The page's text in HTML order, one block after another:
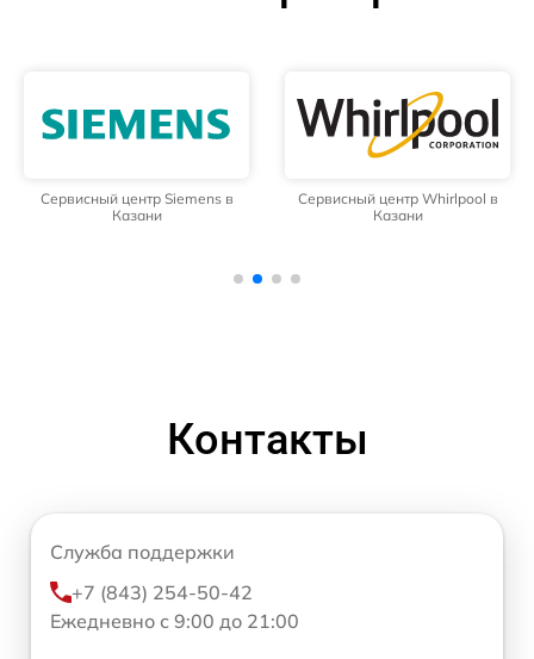
Сервисный центр Siemens в
Казани
Сервисный центр Whirlpool в
Казани
Контакты
Служба поддержки
+7 (843) 254-50-42
Ежедневно с 9:00 до 21:00